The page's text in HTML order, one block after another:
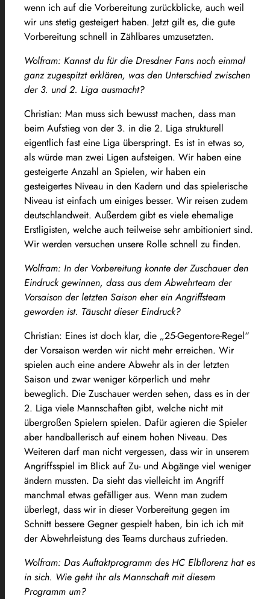
wenn ich auf die Vorbereitung zurückblicke, auch weil
wir uns stetig gesteigert haben. Jetzt gilt es, die gute
Vorbereitung schnell in Zählbares umzusetzten.
Wolfram: Kannst du für die Dresdner Fans noch einmal
ganz zugespitzt erklären, was den Unterschied zwischen
der 3. und 2. Liga ausmacht?
Christian: Man muss sich bewusst machen, dass man
beim Aufstieg von der 3. in die 2. Liga strukturell
eigentlich fast eine Liga überspringt. Es ist in etwas so,
als würde man zwei Ligen aufsteigen. Wir haben eine
gesteigerte Anzahl an Spielen, wir haben ein
gesteigertes Niveau in den Kadern und das spielerische
Niveau ist einfach um einiges besser. Wir reisen zudem
deutschlandweit. Außerdem gibt es viele ehemalige
Erstligisten, welche auch teilweise sehr ambitioniert sind.
Wir werden versuchen unsere Rolle schnell zu finden.
Wolfram: In der Vorbereitung konnte der Zuschauer den
Eindruck gewinnen, dass aus dem Abwehrteam der
Vorsaison der letzten Saison eher ein Angriffsteam
geworden ist. Täuscht dieser Eindruck?
Christian: Eines ist doch klar, die „25-Gegentore-Regel“
der Vorsaison werden wir nicht mehr erreichen. Wir
spielen auch eine andere Abwehr als in der letzten
Saison und zwar weniger körperlich und mehr
beweglich. Die Zuschauer werden sehen, dass es in der
2. Liga viele Mannschaften gibt, welche nicht mit
übergroßen Spielern spielen. Dafür agieren die Spieler
aber handballerisch auf einem hohen Niveau. Des
Weiteren darf man nicht vergessen, dass wir in unserem
Angriffsspiel im Blick auf Zu- und Abgänge viel weniger
ändern mussten. Da sieht das vielleicht im Angriff
manchmal etwas gefälliger aus. Wenn man zudem
überlegt, dass wir in dieser Vorbereitung gegen im
Schnitt bessere Gegner gespielt haben, bin ich ich mit
der Abwehrleistung des Teams durchaus zufrieden.
Wolfram: Das Auftaktprogramm des HC Elbflorenz hat es
in sich. Wie geht ihr als Mannschaft mit diesem
Programm um?